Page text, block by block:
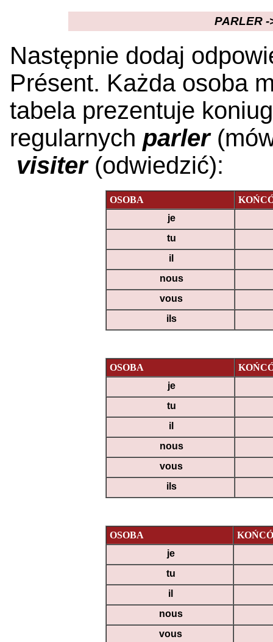
PARLER -
Następnie dodaj
Présent. Każda osoba
tabela prezentuje
regularnych parler
visiter(odwiedzić):
OSOBA
je
tu
il
nous
vous
ils
OSOBA
je
tu
il
nous
vous
ils
OSOBA
je
tu
il
nous
vous